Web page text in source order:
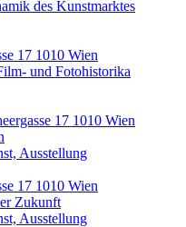
des Kunstmarktes
17 1010 Wien
und Fotohistorika
17 1010 Wien
Ausstellung
17 1010 Wien
Zukunft
Ausstellung